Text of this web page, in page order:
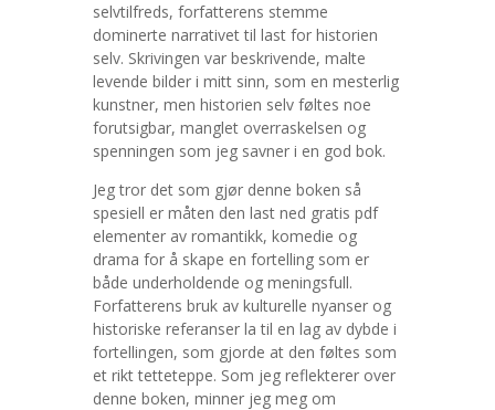
selvtilfreds, forfatterens stemme
dominerte narrativet til last for historien
selv. Skrivingen var beskrivende, malte
levende bilder i mitt sinn, som en mesterlig
kunstner, men historien selv føltes noe
forutsigbar, manglet overraskelsen og
spenningen som jeg savner i en god bok.
Jeg tror det som gjør denne boken så
spesiell er måten den last ned gratis pdf
elementer av romantikk, komedie og
drama for å skape en fortelling som er
både underholdende og meningsfull.
Forfatterens bruk av kulturelle nyanser og
historiske referanser la til en lag av dybde i
fortellingen, som gjorde at den føltes som
et rikt tetteteppe. Som jeg reflekterer over
denne boken, minner jeg meg om